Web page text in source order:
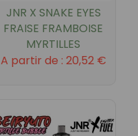
JNR X SNAKE EYES
FRAISE FRAMBOISE
MYRTILLES
A partir de : 20,52 €